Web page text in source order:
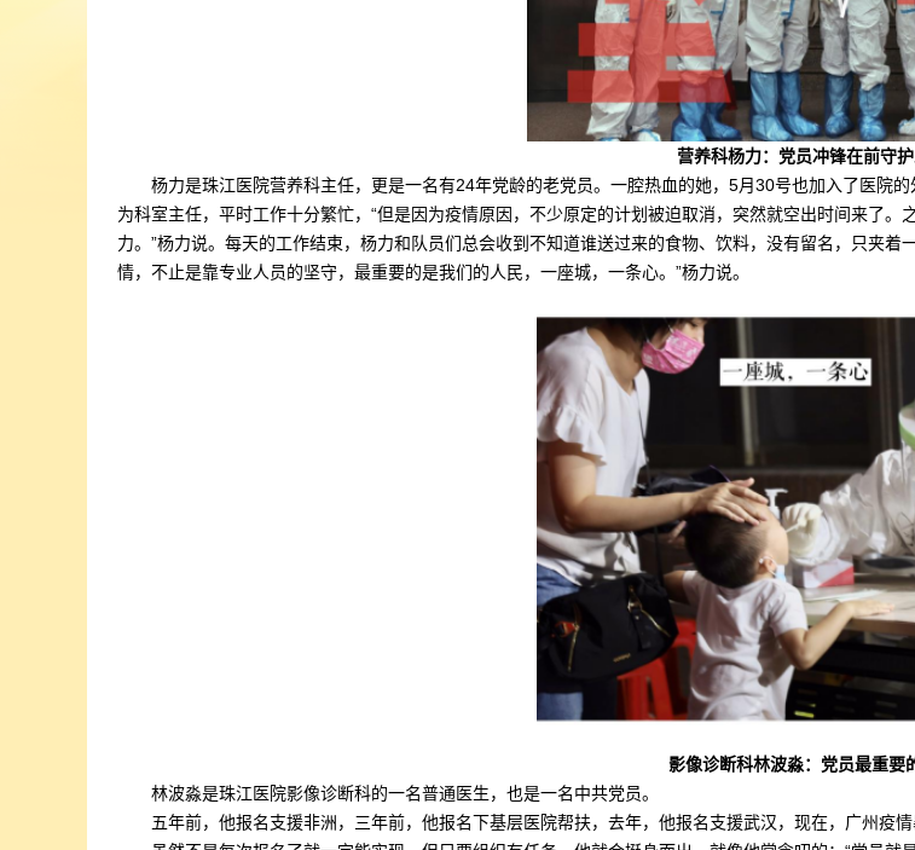
营养科杨力：党员冲锋在前守
杨力是珠江医院营养科主任，更是一名有24年党龄的老党员。一腔热血的她，5月30号也加入了医院
为科室主任，平时工作十分繁忙，“但是因为疫情原因，不少原定的计划被迫取消，突然就空出时间来了
力。”杨力说。每天的工作结束，杨力和队员们总会收到不知道谁送过来的食物、饮料，没有留名，只夹
情，不止是靠专业人员的坚守，最重要的是我们的人民，一座城，一条心。”杨力说。
影像诊断科林波淼：党员最重要
林波淼是珠江医院影像诊断科的一名普通医生，也是一名中共党员。
五年前，他报名支援非洲，三年前，他报名下基层医院帮扶，去年，他报名支援武汉，现在，广州疫